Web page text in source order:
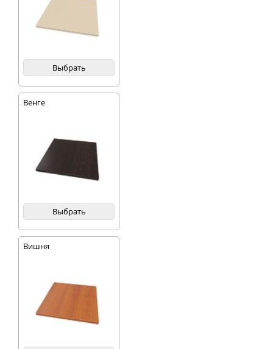
Выбрать
Венге
Выбрать
Вишня